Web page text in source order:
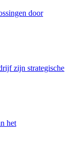
door
zijn strategische
het